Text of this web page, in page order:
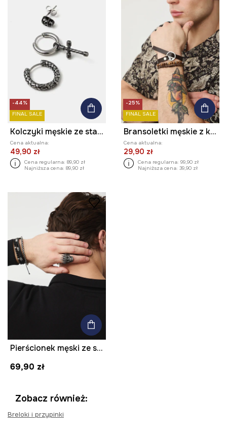
-44%
FINAL SALE
Kolczyki męskie ze stali nierdzewnej (3-pack)
Cena aktualna:
49,90 zł
Cena regularna: 89,90 zł
Najniższa cena: 89,90 zł
-25%
FINAL SALE
Bransoletki męskie z koralikami (3-pack)
Cena aktualna:
29,90 zł
Cena regularna: 99,90 zł
Najniższa cena: 39,90 zł
Pierścionek męski ze stali nierdzewnej
69,90 zł
Zobacz również:
Breloki i przypinki